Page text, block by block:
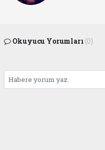
Okuyucu Yorumları (0)